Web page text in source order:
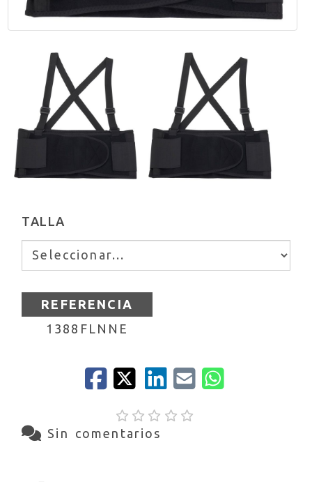
TALLA
REFERENCIA
1388FLNNE
Sin comentarios